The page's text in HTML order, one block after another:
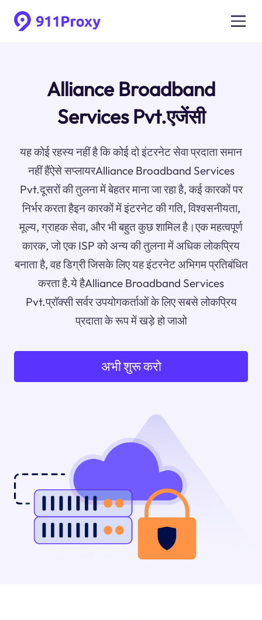
Alliance Broadband
Services Pvt.एजेंसी
यह कोई रहस्य नहीं है कि कोई दो इंटरनेट सेवा प्रदाता समान
नहीं हैंऐसे सप्लायरAlliance Broadband Services
Pvt.दूसरों की तुलना में बेहतर माना जा रहा है, कई कारकों पर
निर्भर करता हैइन कारकों में इंटरनेट की गति, विश्वसनीयता,
मूल्य, ग्राहक सेवा, और भी बहुत कुछ शामिल है।एक महत्वपूर्ण
कारक, जो एक ISP को अन्य की तुलना में अधिक लोकप्रिय
बनाता है, वह डिग्री जिसके लिए यह इंटरनेट अभिगम प्रतिबंधित
करता है.ये हैAlliance Broadband Services
Pvt.प्रॉक्सी सर्वर उपयोगकर्ताओं के लिए सबसे लोकप्रिय
प्रदाता के रूप में खड़े हो जाओ
अभी शुरू करो